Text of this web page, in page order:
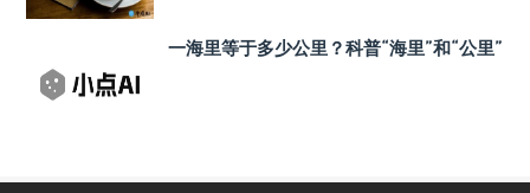
一海里等于多少公里？科普“海里”和“公里”